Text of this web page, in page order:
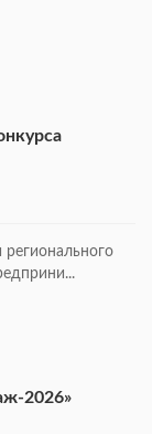
2026»